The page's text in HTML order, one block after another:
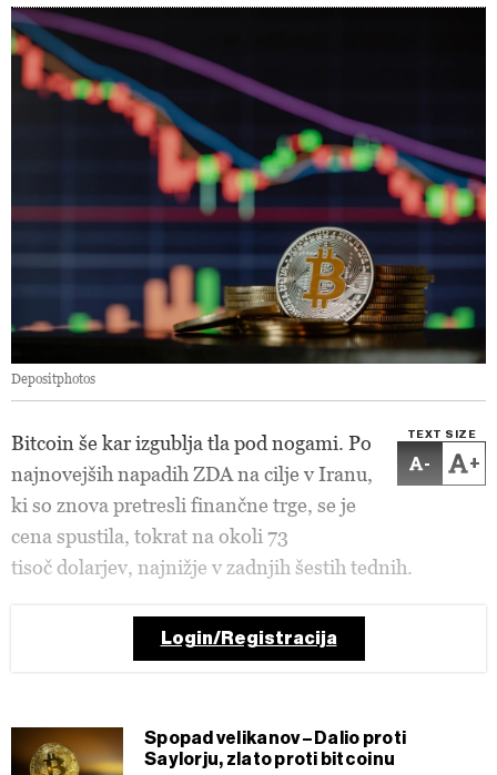
Depositphotos
TEXT SIZE
- +
Bitcoin še kar izgublja tla pod nogami. Po
najnovejših napadih ZDA na cilje v Iranu,
ki so znova pretresli finančne trge, se je
cena spustila, tokrat na okoli 73
tisoč dolarjev, najnižje v zadnjih šestih tednih.
Login/Registracija
Spopad velikanov – Dalio proti
Saylorju, zlato proti bitcoinu